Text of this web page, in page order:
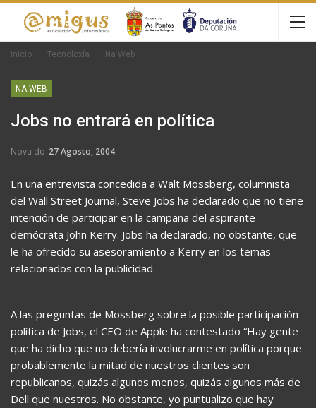
Inicio Tecnoloxía Na Web
NA WEB
Jobs no entrará en política
Nova do 27 Agosto, 2004
En una entrevista concedida a Walt Mossberg, columnista
del Wall Street Journal, Steve Jobs ha declarado que no tiene
intención de participar en la campaña del aspirante
demócrata John Kerry. Jobs ha declarado, no obstante, que
le ha ofrecido su asesoramiento a Kerry en los temas
relacionados con la publicidad.
A las preguntas de Mossberg sobre la posible participación
política de Jobs, el CEO de Apple ha contestado “Hay gente
que ha dicho que no debería involucrarme en política porque
probablemente la mitad de nuestros clientes son
republicanos, quizás algunos menos, quizás algunos más de
Dell que nuestros. No obstante, yo puntualizo que hay